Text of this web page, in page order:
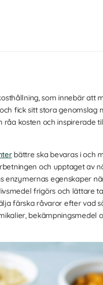
som innebär att
fick sitt stora genomslag
kosten och inspirerade
bättre ska bevaras i och
och upptaget av
egenskaper
frigörs och lättare
färska råvaror efter vad
bekämpningsmedel